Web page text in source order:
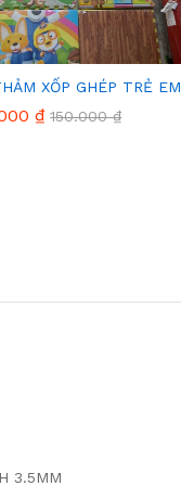
XỐP GHÉP TRẺ EM
₫ 150.000₫
₫ 150.000₫
3.5MM